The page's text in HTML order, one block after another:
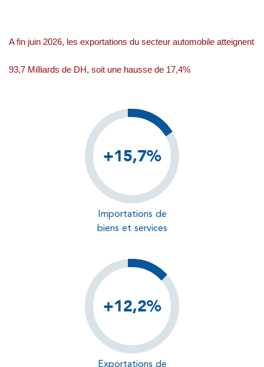
A fin juin 2026, les exportations du secteur automobile atteignent
93,7 Milliards de DH, soit une hausse de 17,4%
+15,7%
Importations de
biens et services
+12,2%
Exportations de